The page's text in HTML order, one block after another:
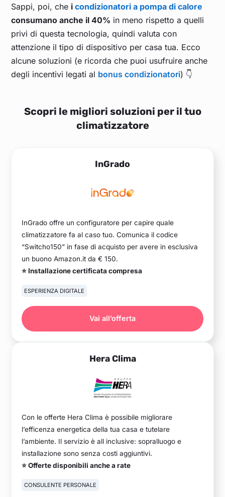
Sappi, poi, che icondizionatori a pompa di calore
consumano anche il 40% in meno rispetto a quelli
privi di questa tecnologia, quindi valuta con
attenzione il tipo di dispositivo per casa tua. Ecco
alcune soluzioni (e ricorda che puoi usufruire anche
degli incentivi legati al bonus condizionatori) 👇
Scopri le migliori soluzioni per il tuo
climatizzatore
InGrado
InGrado offre un configuratore per capire quale
climatizzatore fa al caso tuo. Comunica il codice
“Switcho150” in fase di acquisto per avere in esclusiva
un buono Amazon.it da € 150.
⭐ Installazione certificata compresa
ESPERIENZA DIGITALE
Vai all’offerta
Hera Clima
Con le offerte Hera Clima è possibile migliorare
l’efficenza energetica della tua casa e tutelare
l’ambiente. Il servizio è all inclusive: sopralluogo e
installazione sono senza costi aggiuntivi.
⭐ Offerte disponibili anche a rate
CONSULENTE PERSONALE